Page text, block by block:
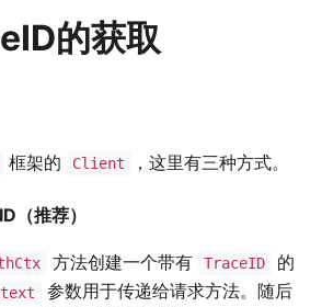
的获取
框架的 Client ，这里有三种方式。
（推荐）
方法创建一个带有 TraceID 的
参数用于传递给请求方法。随后